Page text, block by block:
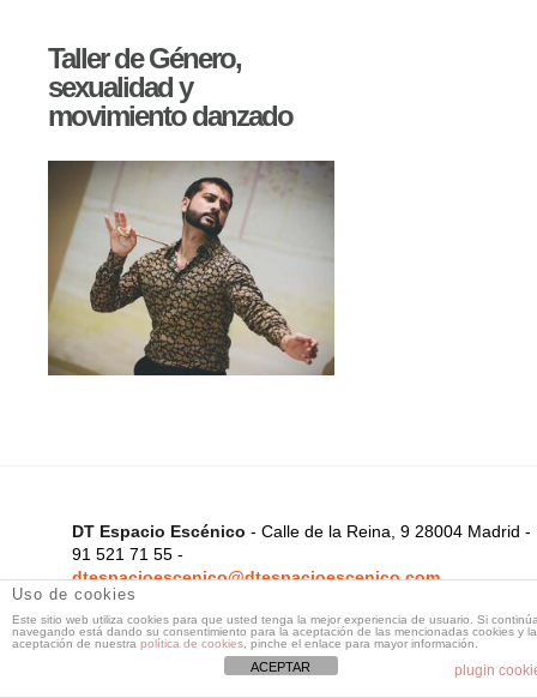
Taller de Género,
sexualidad y
movimiento danzado
DT Espacio Escénico - Calle de la Reina, 9 28004 Madrid -
91 521 71 55 -
dtespacioescenico@dtespacioescenico.com
Uso de cookies
Este sitio web utiliza cookies para que usted tenga la mejor experiencia de usuario. Si
navegando está dando su consentimiento para la aceptación de las mencionadas cookies y la
aceptación de nuestra política de cookies , pinche el enlace para mayor información.
plugin
ACEPTAR